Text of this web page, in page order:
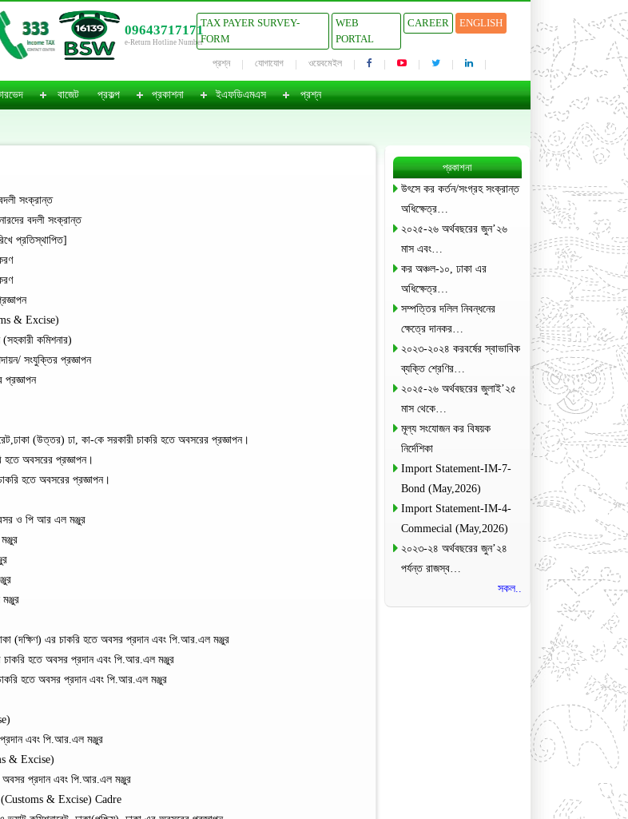
09643717171
e-Return Hotline Number
TAX PAYER SURVEY-
FORM
WEB
PORTAL
CAREER ENGLISH
প্রশ্ন যোগাযোগ ওয়েবমেইল
বাজেট প্রকল্প প্রকাশনা ইএফডিএমএস প্রশ্ন
সংক্রান্ত
বদলী সংক্রান্ত
প্রতিস্থাপিত]
& Excise)
কমিশনার)
সংযুক্তির প্রজ্ঞাপন
(উত্তর) ঢা, কা-কে সরকারী চাকরি হতে অবসরের প্রজ্ঞাপন।
হতে অবসরের প্রজ্ঞাপন।
হতে অবসরের প্রজ্ঞাপন।
ও পি আর এল মঞ্জুর
(দক্ষিণ) এর চাকরি হতে অবসর প্রদান এবং পি.আর.এল মঞ্জুর
হতে অবসর প্রদান এবং পি.আর.এল মঞ্জুর
হতে অবসর প্রদান এবং পি.আর.এল মঞ্জুর
এবং পি.আর.এল মঞ্জুর
& Excise)
অবসর প্রদান এবং পি.আর.এল মঞ্জুর
& Excise) Cadre
প্রকাশনা
উৎসে কর কর্তন/সংগ্রহ সংক্রান্ত
অধিক্ষেত্র…
২০২৫-২৬ অর্থবছরের জুন’২৬
মাস এবং…
কর অঞ্চল-১০, ঢাকা এর
অধিক্ষেত্র…
সম্পত্তির দলিল নিবন্ধনের
ক্ষেত্রে দানকর…
২০২৩-২০২৪ করবর্ষের স্বাভাবিক
ব্যক্তি শ্রেণির…
২০২৫-২৬ অর্থবছরের জুলাই’২৫
মাস থেকে…
মূল্য সংযোজন কর বিষয়ক
নির্দেশিকা
Import Statement-IM-7-
Bond (May,2026)
Import Statement-IM-4-
Commecial (May,2026)
২০২৩-২৪ অর্থবছরের জুন’২৪
পর্যন্ত রাজস্ব…
সকল..